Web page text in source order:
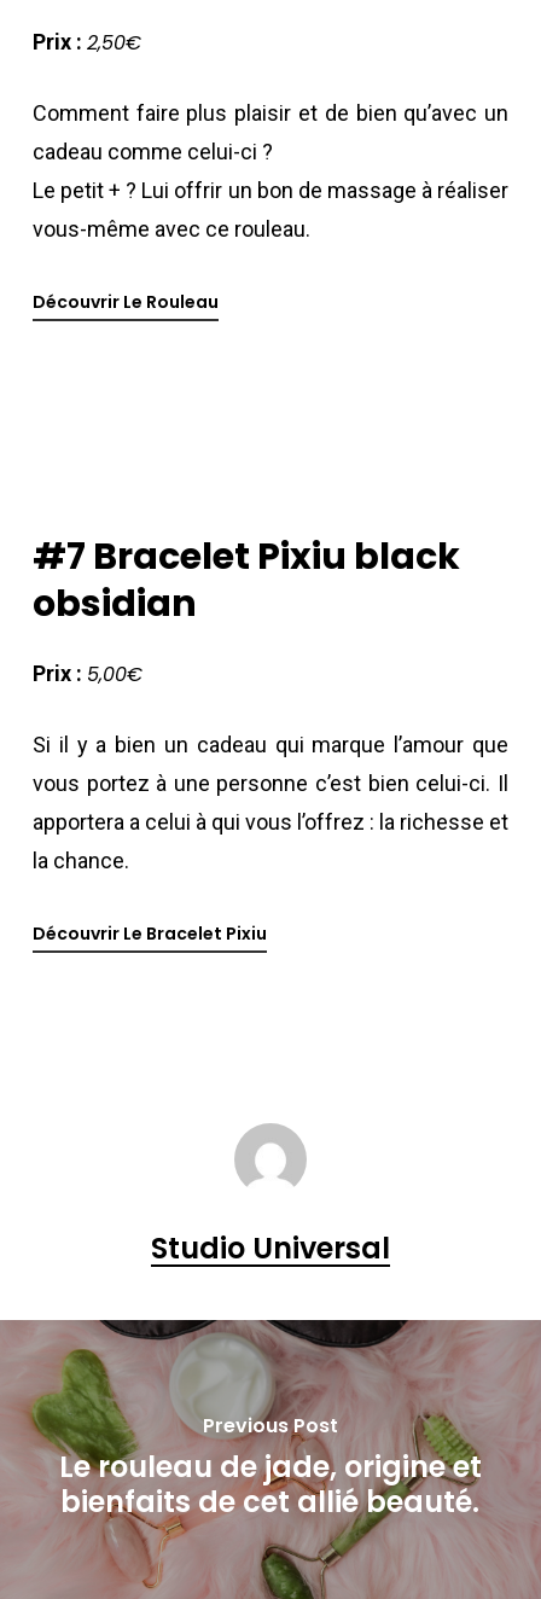
Prix : 2,50€
Comment faire plus plaisir et de bien qu’avec un
cadeau comme celui-ci ?
Le petit + ? Lui offrir un bon de massage à réaliser
vous-même avec ce rouleau.
Découvrir Le Rouleau
#7 Bracelet Pixiu black
obsidian
Prix : 5,00€
Si il y a bien un cadeau qui marque l’amour que
vous portez à une personne c’est bien celui-ci. Il
apportera a celui à qui vous l’offrez : la richesse et
la chance.
Découvrir Le Bracelet Pixiu
Studio Universal
Previous Post
Le rouleau de jade, origine et
bienfaits de cet allié beauté.